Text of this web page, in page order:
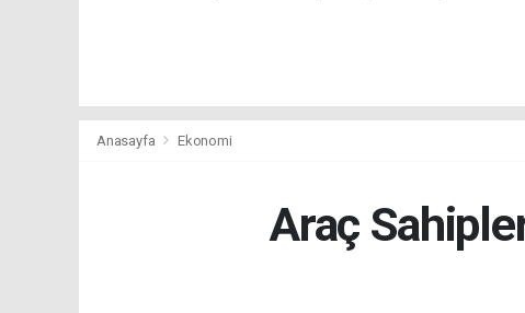
Anasayfa Ekonomi
Araç